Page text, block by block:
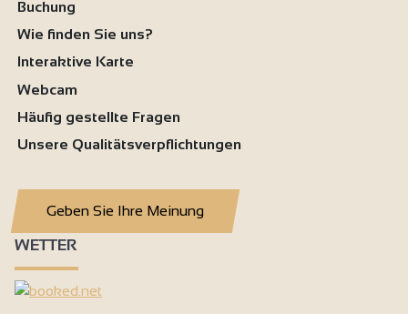
Buchung
Wie finden Sie uns?
Interaktive Karte
Webcam
Häufig gestellte Fragen
Unsere Qualitätsverpflichtungen
Geben Sie Ihre Meinung
WETTER